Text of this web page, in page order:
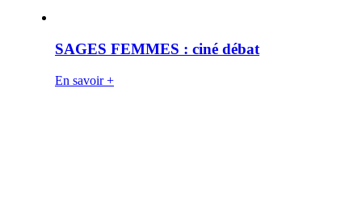
SAGES FEMMES : ciné débat
En savoir +